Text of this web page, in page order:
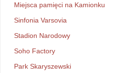
Miejsca pamięci na Kamionku
Sinfonia Varsovia
Stadion Narodowy
Soho Factory
Park Skaryszewski